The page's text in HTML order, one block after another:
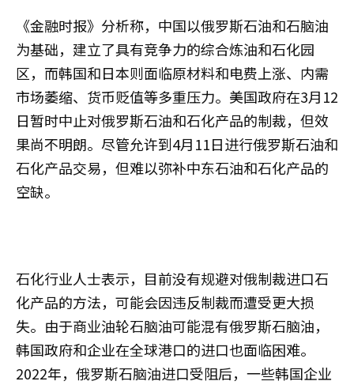
《金融时报》分析称，中国以俄罗斯石油和石脑油
为基础，建立了具有竞争力的综合炼油和石化园
区，而韩国和日本则面临原材料和电费上涨、内需
市场萎缩、货币贬值等多重压力。美国政府在3月12
日暂时中止对俄罗斯石油和石化产品的制裁，但效
果尚不明朗。尽管允许到4月11日进行俄罗斯石油和
石化产品交易，但难以弥补中东石油和石化产品的
空缺。
石化行业人士表示，目前没有规避对俄制裁进口石
化产品的方法，可能会因违反制裁而遭受更大损
失。由于商业油轮石脑油可能混有俄罗斯石脑油，
韩国政府和企业在全球港口的进口也面临困难。
2022年，俄罗斯石脑油进口受阻后，一些韩国企业